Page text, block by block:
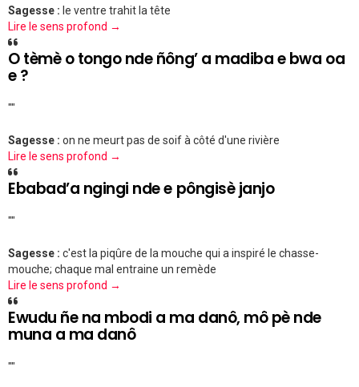
Sagesse : le ventre trahit la tête
Lire le sens profond →
O tèmè o tongo nde ñông’ a madiba e bwa oa
e ?
""
Sagesse : on ne meurt pas de soif à côté d'une rivière
Lire le sens profond →
Ebabad’a ngingi nde e pôngisè janjo
""
Sagesse : c'est la piqûre de la mouche qui a inspiré le chasse-
mouche; chaque mal entraine un remède
Lire le sens profond →
Ewudu ñe na mbodi a ma danô, mô pè nde
muna a ma danô
""